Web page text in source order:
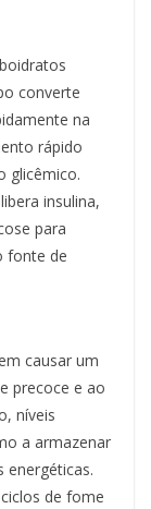
converte
na
rápido
glicêmico.
insulina,
para
fonte de
causar um
precoce e ao
níveis
a armazenar
energéticas.
de fome